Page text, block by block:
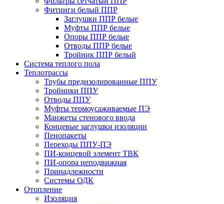
Фитинги белый ППР
Заглушки ППР белые
Муфты ППР белые
Опоры ППР белые
Отводы ППР белые
Тройник ППР белый
Система теплого пола
Теплотрассы
Трубы предизолированные ППУ
Тройники ППУ
Отводы ППУ
Муфты термоусаживаемые ПЭ
Манжеты стенового ввода
Концевые заглушки изоляции
Пенопакеты
Переходы ППУ-ПЭ
ПИ-концевой элемент ТВК
ПИ-опора неподвижная
Принадлежности
Системы ОДК
Отопление
Изоляция